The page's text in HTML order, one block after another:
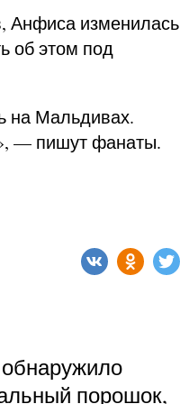
Анфиса изменилась
об этом под
на Мальдивах.
— пишут фанаты.
порошок,